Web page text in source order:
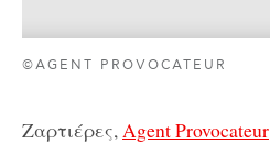
©AGENT PROVOCATEUR
Ζαρτιέρες,Agent Provocateur